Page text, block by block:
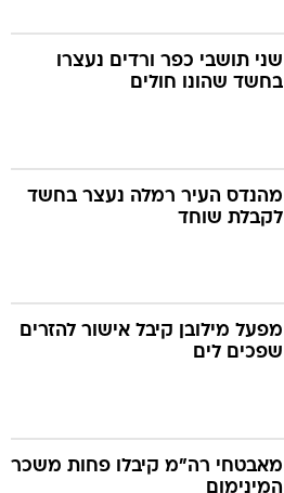
שני תושבי כפר ורדים נעצרו
בחשד שהונו חולים
מהנדס העיר רמלה נעצר בחשד
לקבלת שוחד
מפעל מילובן קיבל אישור להזרים
שפכים לים
מאבטחי רה"מ קיבלו פחות משכר
המינימום